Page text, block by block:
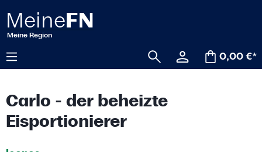
springen
0,00 €*
Carlo - der beheizte
Eisportionierer